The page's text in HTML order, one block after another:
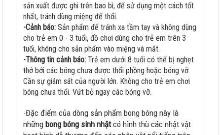
sản xuất được ghi trên bao bì, để sử dụng một cách tốt
nhất, tránh dùng miệng để thổi.
-Cảnh báo: Sản phẩm để tránh xa tầm tay và không dùng
cho trẻ em 0 - 3 tuổi, đồ chơi dùng cho trẻ em trên 3
tuổi, không cho sản phẩm vào miệng và mắt.
-Thông tin cảnh báo: Trẻ em dưới 8 tuổi có thể bị nghẹt
thở bởi các bóng chưa được thổi phồng hoặc bóng vỡ.
Cần sự giám sát của người lớn. Không cho trẻ em chơi
bóng chưa thổi. Vứt bỏ ngay các bóng vỡ.
-Đặc điểm của dòng sản phẩm bong bóng này là
những bong bóng sinh nhậtcó hình thù các nhật vật